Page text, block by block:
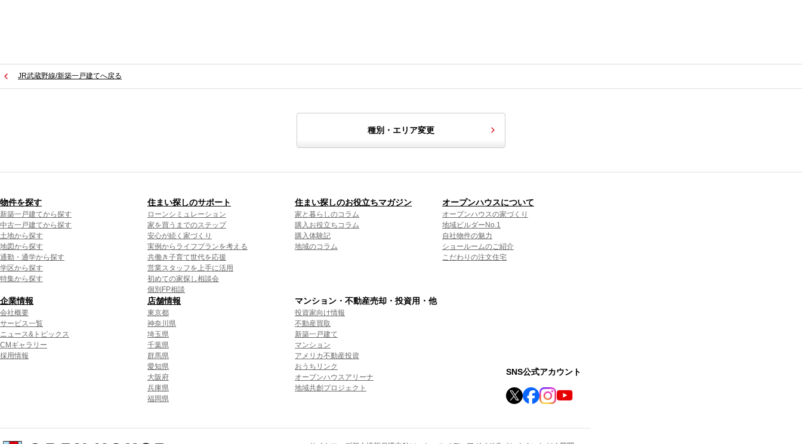
JR武蔵野線/新築一戸建てへ戻る
種別・エリア変更
物件を探す
新築一戸建てから探す
中古一戸建てから探す
土地から探す
地図から探す
通勤・通学から探す
学区から探す
特集から探す
住まい探しのサポート
ローンシミュレーション
家を買うまでのステップ
安心が続く家づくり
実例からライフプランを考える
共働き子育て世代を応援
営業スタッフを上手に活用
初めての家探し相談会
個別FP相談
住まい探しのお役立ちマガジン
家と暮らしのコラム
購入お役立ちコラム
購入体験記
地域のコラム
オープンハウスについて
オープンハウスの家づくり
地域ビルダーNo.1
自社物件の魅力
ショールームのご紹介
こだわりの注文住宅
企業情報
会社概要
サービス一覧
ニュース&トピックス
CMギャラリー
採用情報
店舗情報
東京都
神奈川県
埼玉県
千葉県
群馬県
愛知県
大阪府
兵庫県
福岡県
マンション・不動産売却・投資用・他
投資家向け情報
不動産買取
新築一戸建て
マンション
アメリカ不動産投資
おうちリンク
オープンハウスアリーナ
地域共創プロジェクト
SNS公式アカウント